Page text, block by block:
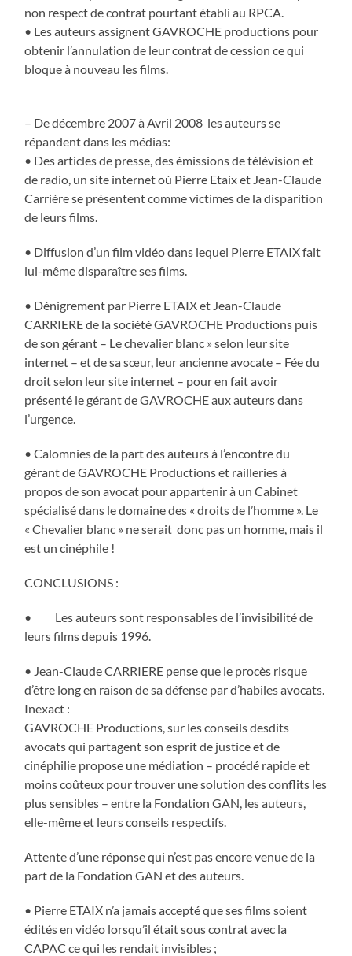
non respect de contrat pourtant établi au RPCA.
• Les auteurs assignent GAVROCHE productions pour
obtenir l’annulation de leur contrat de cession ce qui
bloque à nouveau les films.
– De décembre 2007 à Avril 2008 les auteurs se
répandent dans les médias:
• Des articles de presse, des émissions de télévision et
de radio, un site internet où Pierre Etaix et Jean-Claude
Carrière se présentent comme victimes de la disparition
de leurs films.
• Diffusion d’un film vidéo dans lequel Pierre ETAIX fait
lui-même disparaître ses films.
• Dénigrement par Pierre ETAIX et Jean-Claude
CARRIERE de la société GAVROCHE Productions puis
de son gérant – Le chevalier blanc » selon leur site
internet – et de sa sœur, leur ancienne avocate – Fée du
droit selon leur site internet – pour en fait avoir
présenté le gérant de GAVROCHE aux auteurs dans
l’urgence.
• Calomnies de la part des auteurs à l’encontre du
gérant de GAVROCHE Productions et railleries à
propos de son avocat pour appartenir à un Cabinet
spécialisé dans le domaine des « droits de l’homme ». Le
« Chevalier blanc » ne serait donc pas un homme, mais il
est un cinéphile !
CONCLUSIONS :
• Les auteurs sont responsables de l’invisibilité de
leurs films depuis 1996.
• Jean-Claude CARRIERE pense que le procès risque
d’être long en raison de sa défense par d’habiles avocats.
Inexact :
GAVROCHE Productions, sur les conseils desdits
avocats qui partagent son esprit de justice et de
cinéphilie propose une médiation – procédé rapide et
moins coûteux pour trouver une solution des conflits les
plus sensibles – entre la Fondation GAN, les auteurs,
elle-même et leurs conseils respectifs.
Attente d’une réponse qui n’est pas encore venue de la
part de la Fondation GAN et des auteurs.
• Pierre ETAIX n’a jamais accepté que ses films soient
édités en vidéo lorsqu’il était sous contrat avec la
CAPAC ce qui les rendait invisibles ;